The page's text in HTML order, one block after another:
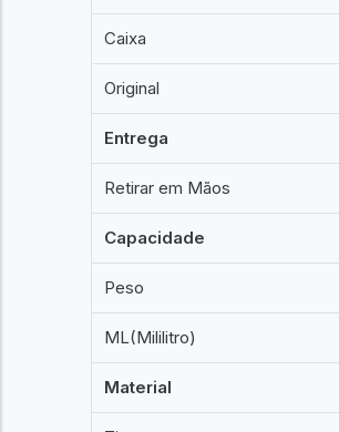
Caixa
Original
Entrega
Retirar em Mãos
Capacidade
Peso
ML(Mililitro)
Material